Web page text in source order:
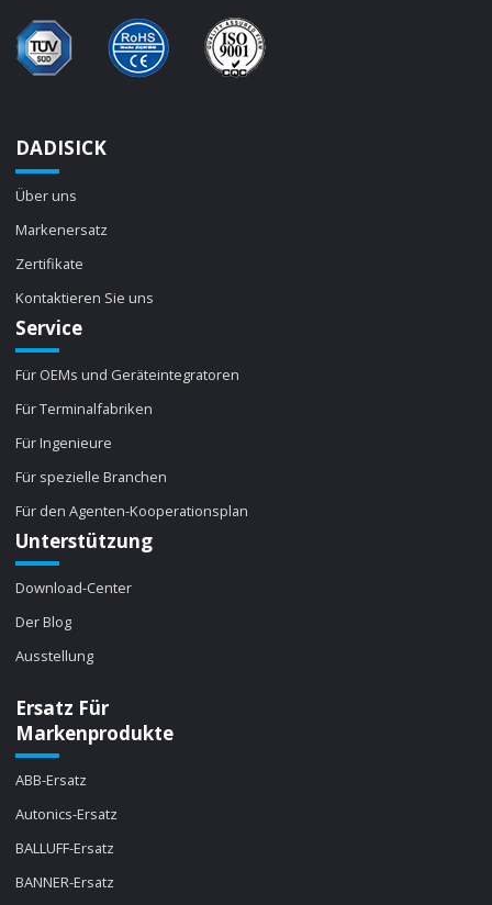
DADISICK
Über uns
Markenersatz
Zertifikate
Kontaktieren Sie uns
Service
Für OEMs und Geräteintegratoren
Für Terminalfabriken
Für Ingenieure
Für spezielle Branchen
Für den Agenten-Kooperationsplan
Unterstützung
Download-Center
Der Blog
Ausstellung
Ersatz Für
Markenprodukte
ABB-Ersatz
Autonics-Ersatz
BALLUFF-Ersatz
BANNER-Ersatz